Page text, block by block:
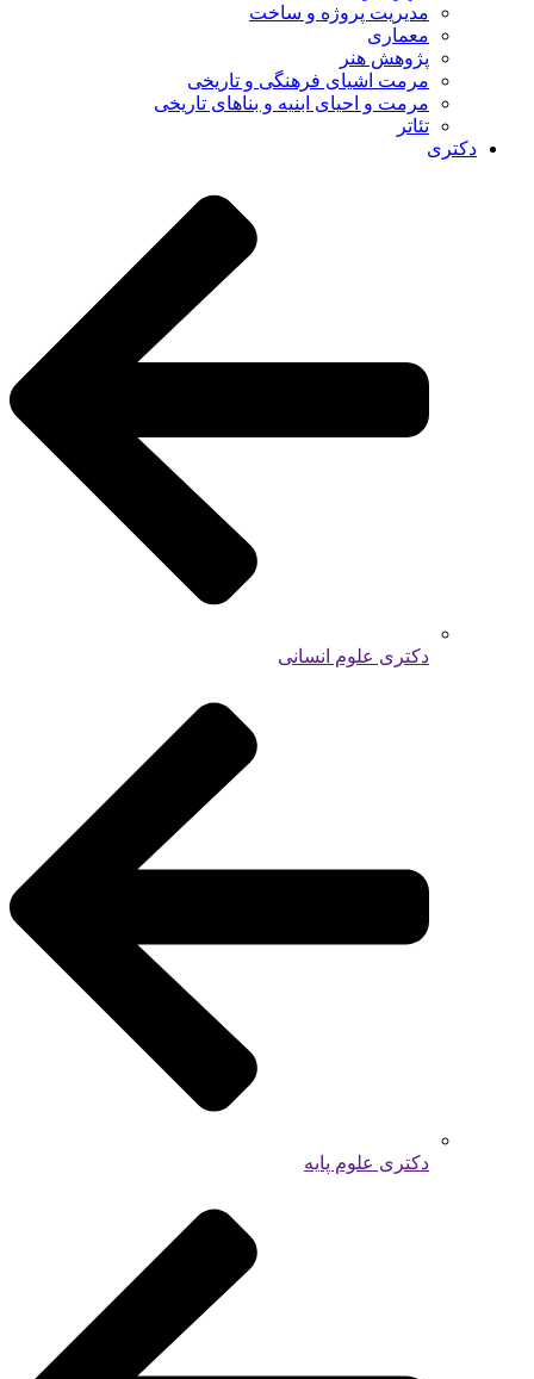
مدیریت پروژه و ساخت
معماری
پژوهش هنر
مرمت اشیای فرهنگی و تاریخی
مرمت و احیای ابنیه و بناهای تاریخی
تئاتر
دکتری
دکتری علوم انسانی
دکتری علوم پایه